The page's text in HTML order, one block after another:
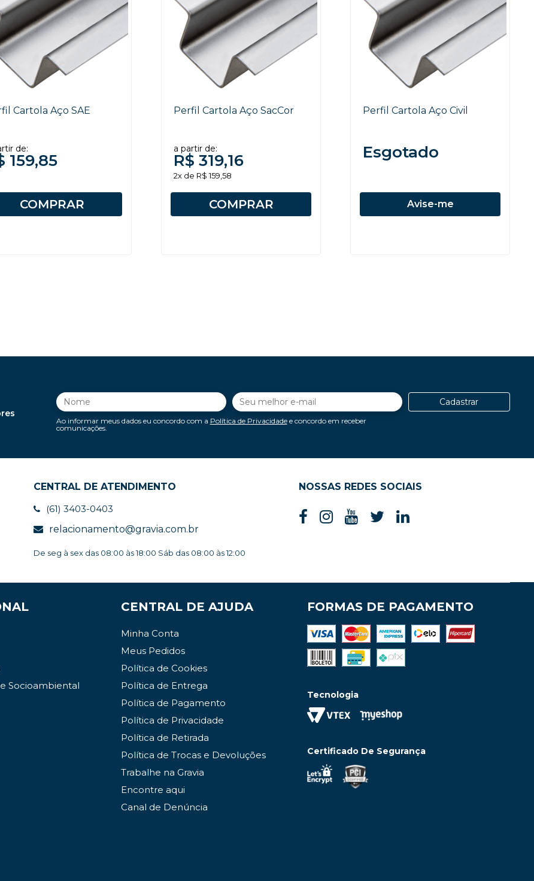
Cartola Aço SAE
de:
159,85
COMPRAR
Perfil Cartola Aço SacCor
a partir de:
R$ 319,16
2x de R$ 159,58
COMPRAR
Perfil Cartola Aço Civil
Esgotado
Avise-me
Ao informar meus dados eu concordo com a Política de Privacidadee concordo em receber
comunicações.
Cadastrar
CENTRAL DE ATENDIMENTO
(61) 3403-0403
relacionamento@gravia.com.br
De seg à sex das 08:00 às 18:00 Sáb das 08:00 às 12:00
NOSSAS REDES SOCIAIS
Socioambiental
CENTRAL DE AJUDA
Minha Conta
Meus Pedidos
Política de Cookies
Política de Entrega
Política de Pagamento
Política de Privacidade
Política de Retirada
Política de Trocas e Devoluções
Trabalhe na Gravia
Encontre aqui
Canal de Denúncia
FORMAS DE PAGAMENTO
Tecnologia
Certificado De Segurança